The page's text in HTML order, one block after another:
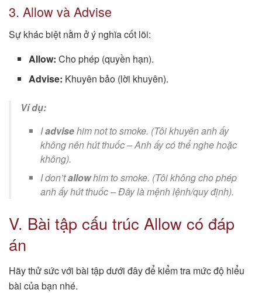
3. Allow và Advise
Sự khác biệt nằm ở ý nghĩa cốt lõi:
Allow: Cho phép (quyền hạn).
Advise: Khuyên bảo (lời khuyên).
Ví dụ:
Iadvisehim not to smoke. (Tôi khuyên anh ấy
không nên hút thuốc –Anh ấy có thể nghe hoặc
không).
I don’tallowhim to smoke. (Tôi không cho phép
anh ấy hút thuốc –Đây là mệnh lệnh/quy định).
V. Bài tập cấu trúc Allow có đáp
án
Hãy thử sức với bài tập dưới đây để kiểm tra mức độ hiểu
bài của bạn nhé.